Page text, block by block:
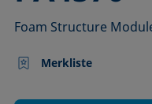
Foam Structure
Merkliste